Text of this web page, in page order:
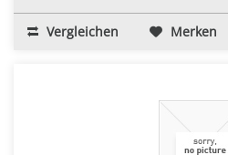
Vergleichen Merken